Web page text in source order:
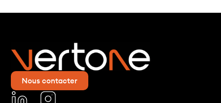
Nous contacter